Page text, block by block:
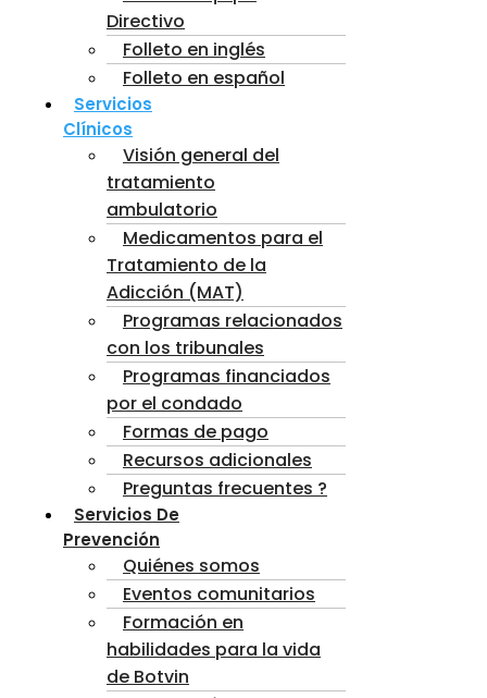
Directivo
Folleto en inglés
Folleto en español
Servicios
Clínicos
Visión general del
tratamiento
ambulatorio
Medicamentos para el
Tratamiento de la
Adicción (MAT)
Programas relacionados
con los tribunales
Programas financiados
por el condado
Formas de pago
Recursos adicionales
Preguntas frecuentes ?
Servicios De
Prevención
Quiénes somos
Eventos comunitarios
Formación en
habilidades para la vida
de Botvin